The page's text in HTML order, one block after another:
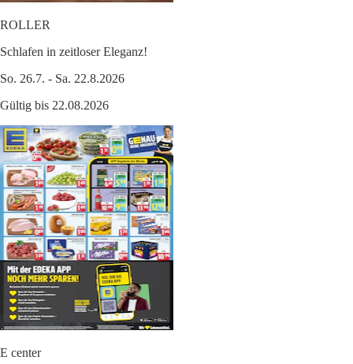
ROLLER
Schlafen in zeitloser Eleganz!
So. 26.7. - Sa. 22.8.2026
Gültig bis 22.08.2026
E center